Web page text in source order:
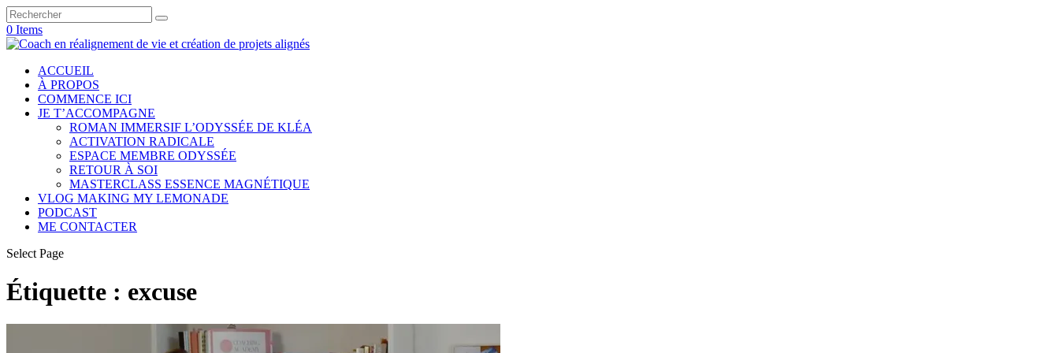
0 Items
ACCUEIL
À PROPOS
COMMENCE ICI
JE T’ACCOMPAGNE
ROMAN IMMERSIF L’ODYSSÉE DE KLÉA
ACTIVATION RADICALE
ESPACE MEMBRE ODYSSÉE
RETOUR À SOI
MASTERCLASS ESSENCE MAGNÉTIQUE
VLOG MAKING MY LEMONADE
PODCAST
ME CONTACTER
Select Page
Étiquette : excuse